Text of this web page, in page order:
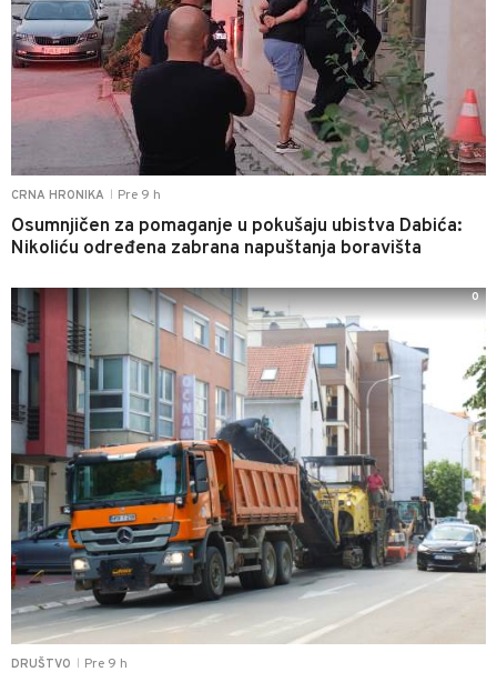
CRNA HRONIKA Pre 9 h
Osumnjičen za pomaganje u pokušaju ubistva Dabića:
Nikoliću određena zabrana napuštanja boravišta
DRUŠTVO Pre 9 h
0